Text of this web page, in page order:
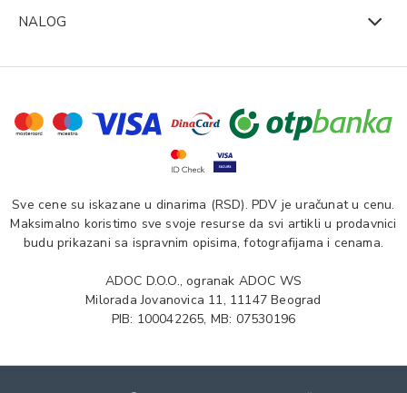
NALOG
Sve cene su iskazane u dinarima (RSD). PDV je uračunat u cenu.
Maksimalno koristimo sve svoje resurse da svi artikli u prodavnici
budu prikazani sa ispravnim opisima, fotografijama i cenama.
ADOC D.O.O., ogranak ADOC WS
Milorada Jovanovica 11, 11147 Beograd
PIB: 100042265, MB: 07530196